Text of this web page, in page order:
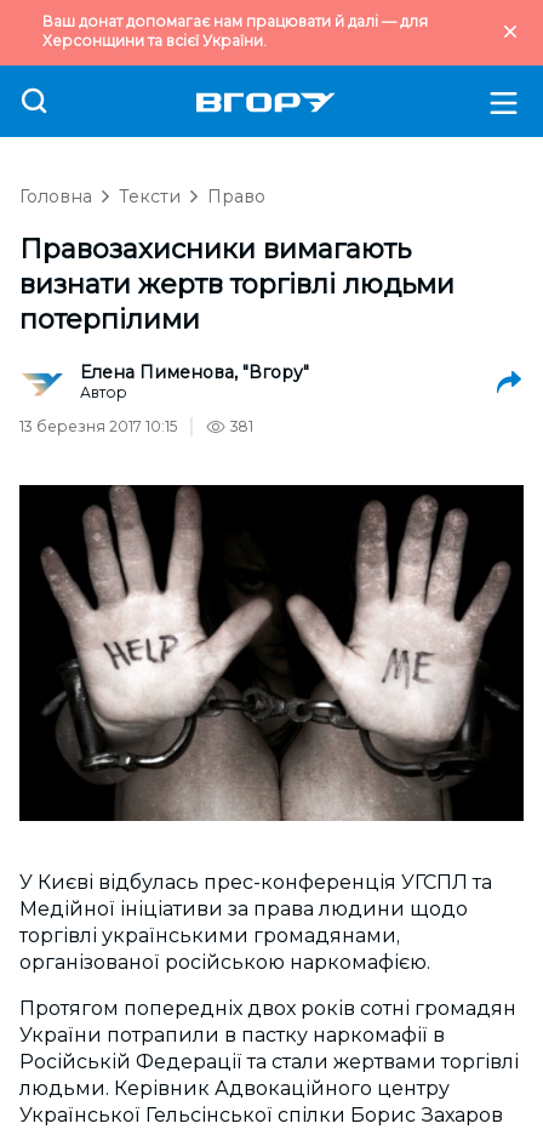
Ваш донат допомагає нам працювати й далі — для
Херсонщини та всієї України.
Головна Тексти Право
Правозахисники вимагають
визнати жертв торгівлі людьми
потерпілими
Елена Пименова, "Вгору"
Автор
13 березня 2017 10:15
381
У Києві відбулась прес-конференція УГСПЛ та
Медійної ініціативи за права людини щодо
торгівлі українськими громадянами,
організованої російською наркомафією.
Протягом попередніх двох років сотні громадян
України потрапили в пастку наркомафії в
Російській Федерації та стали жертвами торгівлі
людьми. Керівник Адвокаційного центру
Української Гельсінської спілки Борис Захаров